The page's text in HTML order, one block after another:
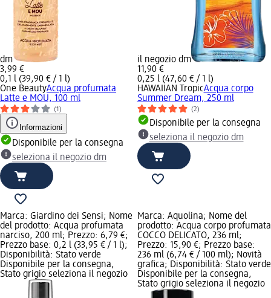
dm
3,99 €
0,1 l (39,90 € / 1 l)
One BeautyAcqua profumata
Latte e MOU, 100 ml
(1)
Informazioni
Disponibile per la consegna
seleziona il negozio dm
il negozio dm
11,90 €
0,25 l (47,60 € / 1 l)
HAWAIIAN TropicAcqua corpo
Summer Dream, 250 ml
(2)
Disponibile per la consegna
seleziona il negozio dm
Marca: Giardino dei Sensi; Nome
del prodotto: Acqua profumata
narciso, 200 ml; Prezzo: 6,79 €;
Prezzo base: 0,2 l (33,95 € / 1 l);
Disponibilità: Stato verde
Disponibile per la consegna,
Stato grigio seleziona il negozio
Marca: Aquolina; Nome del
prodotto: Acqua corpo profumata
COCCO DELICATO, 236 ml;
Prezzo: 15,90 €; Prezzo base:
236 ml (6,74 € / 100 ml); Novità
grafica; Disponibilità: Stato verde
Disponibile per la consegna,
Stato grigio seleziona il negozio